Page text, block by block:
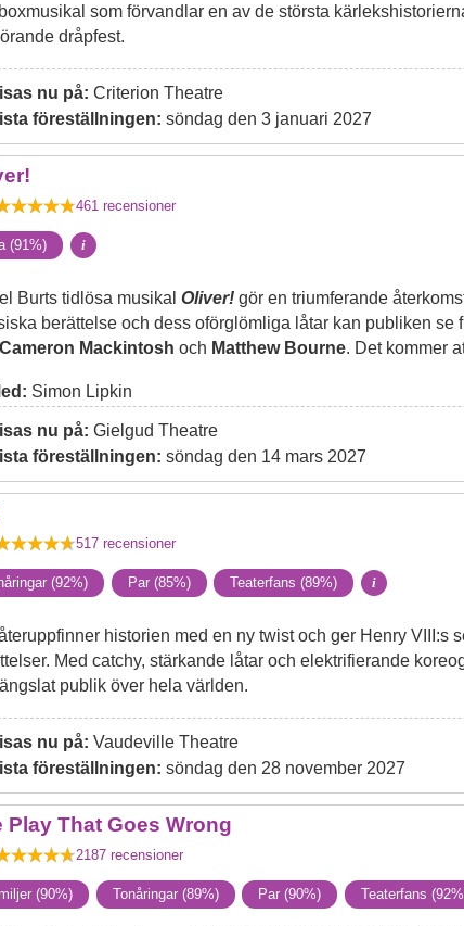
som förvandlar en av de största
dråpfest.
nu på: Criterion Theatre
föreställningen: söndag den 3 januari 2027
461recensioner
(91%) i
Burts tidlösa musikal Oliver!gör en triumferande
berättelse och dess oförglömliga låtar kan publiken
Cameron Mackintosh och Matthew Bourne. Det kommer
Simon Lipkin
nu på: Gielgud Theatre
föreställningen: söndag den 14 mars 2027
517recensioner
(92%) Par (85%) Teaterfans (89%) i
historien med en ny twist och ger Henry VIII:s
Med catchy, stärkande låtar och elektrifierande
publik över hela världen.
nu på: Vaudeville Theatre
föreställningen: söndag den 28 november 2027
Play That Goes Wrong
2187recensioner
(90%) Tonåringar (89%) Par (90%) Teaterfans